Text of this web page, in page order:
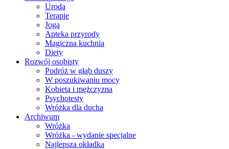
Uroda
Terapie
Joga
Apteka przyrody
Magiczna kuchnia
Diety
Rozwój osobisty
Podróż w głąb duszy
W poszukiwaniu mocy
Kobieta i mężczyzna
Psychotesty
Wróżka dla ducha
Archiwum
Wróżka
Wróżka - wydanie specjalne
Najlepsza okładka